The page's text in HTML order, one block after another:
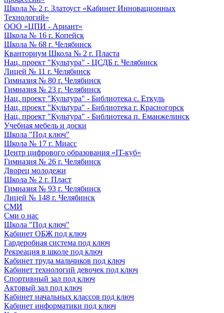
Школа № 2 г. Златоуст «Кабинет Инновационных
Технологий»
ООО «ЦПИ - Ариант»
Школа № 16 г. Копейск
Школа № 68 г. Челябинск
Кванториум Школа № 2 г. Пласта
Нац. проект "Культура" - ЦСДБ г. Челябинск
Лицей № 11 г. Челябинск
Гимназия № 80 г. Челябинск
Гимназия № 23 г. Челябинск
Нац. проект "Культура" - Библиотека с. Еткуль
Нац. проект "Культура" - Библиотека г. Красногорск
Нац. проект "Культура" - Библиотека п. Еманжелинск
Учебная мебель и доски
Школа "Под ключ"
Школа № 17 г. Миасс
Центр цифрового образования «IT-куб»
Гимназия № 26 г. Челябинск
Дворец молодежи
Школа № 2 г. Пласт
Гимназия № 93 г. Челябинск
Лицей № 148 г. Челябинск
СМИ
Сми о нас
Школа "Под ключ"
Кабинет ОБЖ под ключ
Гардеробная система под ключ
Рекреация в школе под ключ
Кабинет труда мальчиков под ключ
Кабинет технологий девочек под ключ
Спортивный зал под ключ
Актовый зал под ключ
Кабинет начальных классов под ключ
Кабинет информатики под ключ